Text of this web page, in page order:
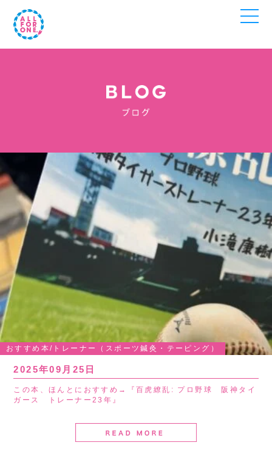
おすすめ本/トレーナー（スポーツ鍼灸・テーピング）
2025年09月25日
この本、ほんとにおすすめ→『百虎繚乱: プロ野球 阪神タイ
ガース トレーナー23年』